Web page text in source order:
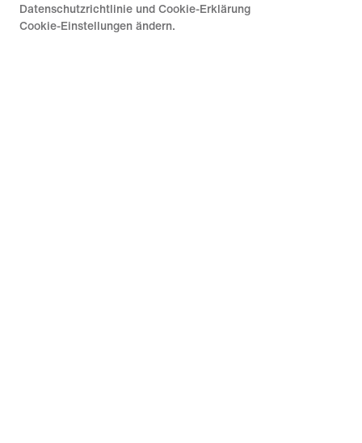
Datenschutzrichtlinie und Cookie-Erklärung
Cookie-Einstellungen ändern.